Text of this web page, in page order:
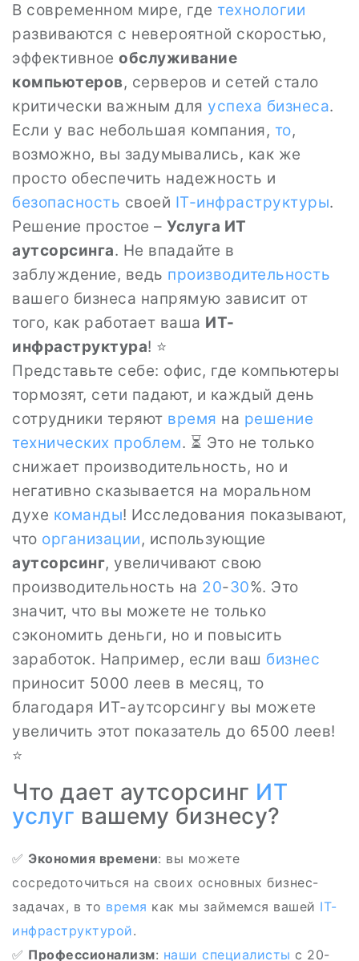
В современном мире, где технологии
развиваются с невероятной скоростью,
эффективное обслуживание
компьютеров, серверов и сетей стало
критически важным для успеха бизнеса.
Если у вас небольшая компания, то,
возможно, вы задумывались, как же
просто обеспечить надежность и
безопасность своей IT-инфраструктуры.
Решение простое – Услуга ИТ
аутсорсинга. Не впадайте в
заблуждение, ведь производительность
вашего бизнеса напрямую зависит от
того, как работает ваша ИТ-
инфраструктура! ⭐
Представьте себе: офис, где компьютеры
тормозят, сети падают, и каждый день
сотрудники теряют время на решение
технических проблем. ⏳ Это не только
снижает производительность, но и
негативно сказывается на моральном
духе команды! Исследования показывают,
что организации, использующие
аутсорсинг, увеличивают свою
производительность на 20-30%. Это
значит, что вы можете не только
сэкономить деньги, но и повысить
заработок. Например, если ваш бизнес
приносит 5000 леев в месяц, то
благодаря ИТ-аутсорсингу вы можете
увеличить этот показатель до 6500 леев!
⭐
Что дает аутсорсинг ИТ
услуг вашему бизнесу?
✅ Экономия времени: вы можете
сосредоточиться на своих основных бизнес-
задачах, в то время как мы займемся вашей IT-
инфраструктурой.
✅ Профессионализм: наши специалисты с 20-